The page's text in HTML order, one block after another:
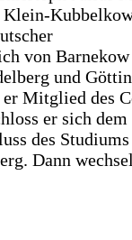
von Barnekow
und
er Mitglied des
er sich dem
des
Dann